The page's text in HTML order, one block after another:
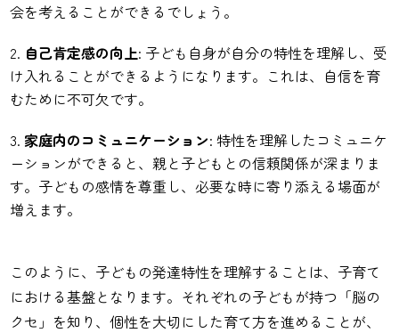
会を考えることができるでしょう。
自己肯定感の向上: 子ども自身が自分の特性を理解し、受
け入れることができるようになります。これは、自信を育
むために不可欠です。
家庭内のコミュニケーション: 特性を理解したコミュニケ
ーションができると、親と子どもとの信頼関係が深まりま
す。子どもの感情を尊重し、必要な時に寄り添える場面が
増えます。
このように、子どもの発達特性を理解することは、子育て
における基盤となります。それぞれの子どもが持つ「脳の
クセ」を知り、個性を大切にした育て方を進めることが、